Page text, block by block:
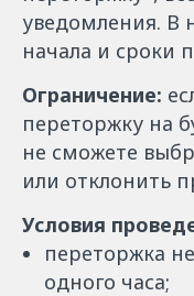
уведомления. В
начала и сроки
Ограничение:
переторжку на
не сможете
или отклонить
Условия
переторжка
одного часа;